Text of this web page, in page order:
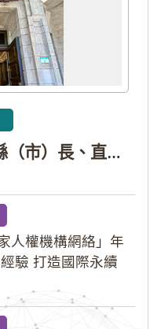
公告本院許可115年縣（市）長、直轄市議員、縣（市）議員擬參選人開立政治獻金專戶共計4戶。各專戶得收受政治獻金期間為自專戶許可設立日起至115年11月27日止，專戶名冊詳如附件。
人權機構網絡」年
驗 打造國際永續